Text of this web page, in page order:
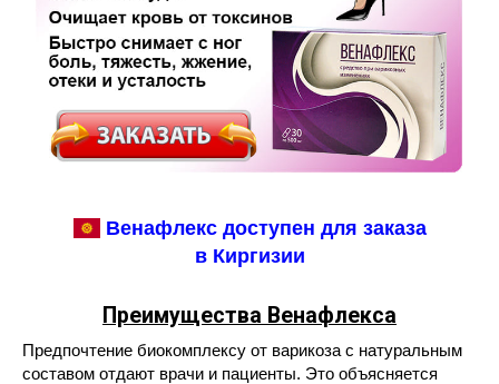
Венафлекс доступен для заказа
в Киргизии
Преимущества Венафлекса
Предпочтение биокомплексу от варикоза с натуральным
составом отдают врачи и пациенты. Это объясняется